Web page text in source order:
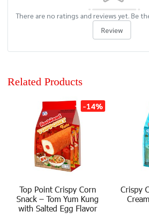
There are no ratings and reviews yet. Be
Review
Related Products
-14%
Top Point Crispy Corn
Snack – Tom Yum Kung
with Salted Egg Flavor
Crispy